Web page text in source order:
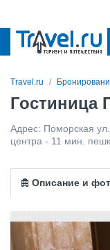
Travel.ru
Гостиница
Адрес: Поморская
центра - 11 мин.
Описание и